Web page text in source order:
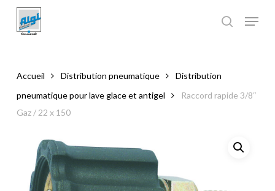
main
Accueil Distribution pneumatique
Distribution
pneumatique pour lave glace et antigel
Raccord rapide 3/8″
Gaz / 22 x 150